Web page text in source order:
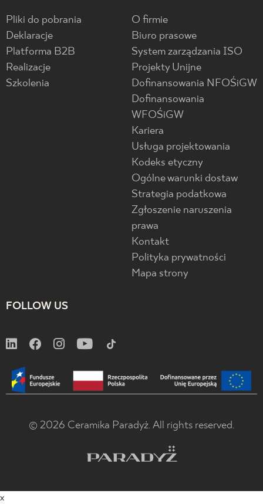
Pliki do pobrania
Deklaracje
Platforma B2B
Realizacje
Szkolenia
O firmie
Biuro prasowe
System zarządzania ISO
Projekty Unijne
Dofinansowania NFOŚiGW
Dofinansowania
WFOŚiGW
Kariera
Usługa projektowania
Kodeks etyczny
Ogólne warunki dostaw
Strategia podatkowa
Zgłoszenie naruszenia
prawa
Kontakt
Polityka prywatności
Mapa strony
FOLLOW US
© 2026 Ceramika Paradyż. All rights reserved.
x